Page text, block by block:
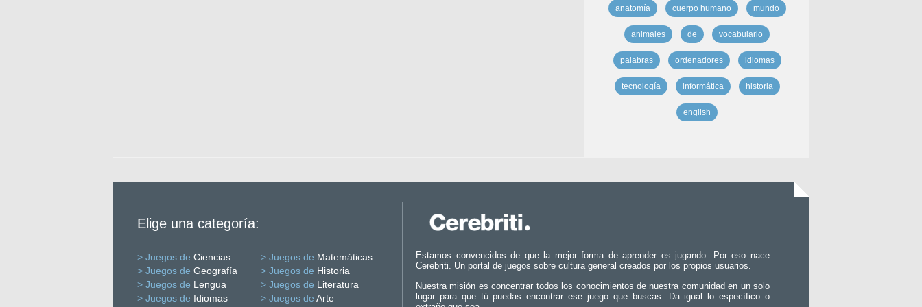
anatomía cuerpo humano mundo
animales de vocabulario
palabras ordenadores idiomas
tecnología informática historia
english
Elige una categoría:
> Juegos de Ciencias > Juegos de Matemáticas
> Juegos de Geografía > Juegos de Historia
> Juegos de Lengua > Juegos de Literatura
> Juegos de Idiomas > Juegos de Arte
Estamos convencidos de que la mejor forma de aprender es jugando. Por eso nace
Cerebriti. Un portal de juegos sobre cultura general creados por los propios usuarios.
Nuestra misión es concentrar todos los conocimientos de nuestra comunidad en un solo
lugar para que tú puedas encontrar ese juego que buscas. Da igual lo específico o